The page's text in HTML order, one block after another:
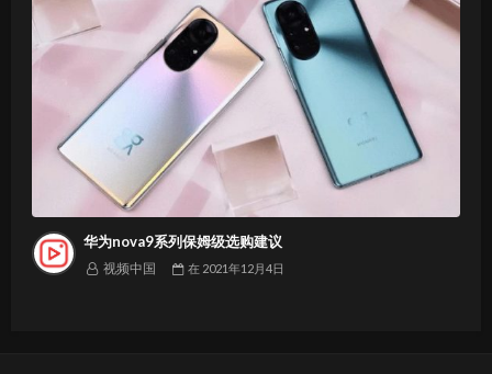
华为nova9系列保姆级选购建议
视频中国 在 2021年12月4日